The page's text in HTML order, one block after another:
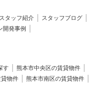
スタッフ紹介
スタッフブログ
開発事例
す
熊本市中央区の賃貸物件
物件
熊本市南区の賃貸物件